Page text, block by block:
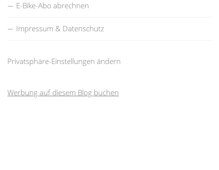
E-Bike-Abo abrechnen
Impressum & Datenschutz
Privatsphäre-Einstellungen ändern
Werbung auf diesem Blog buchen